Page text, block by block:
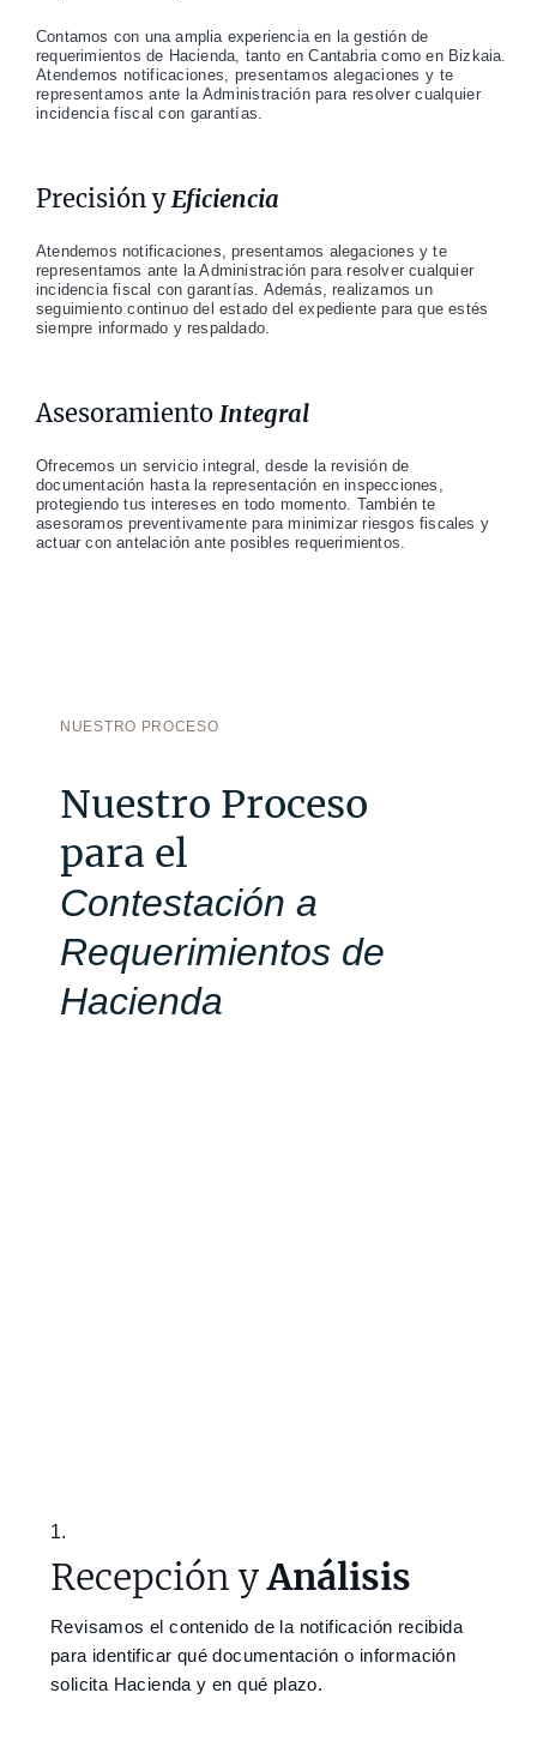
Contamos con una amplia experiencia en la gestión de
requerimientos de Hacienda, tanto en Cantabria como en Bizkaia.
Atendemos notificaciones, presentamos alegaciones y te
representamos ante la Administración para resolver cualquier
incidencia fiscal con garantías.
Precisión y Eficiencia
Atendemos notificaciones, presentamos alegaciones y te
representamos ante la Administración para resolver cualquier
incidencia fiscal con garantías. Además, realizamos un
seguimiento continuo del estado del expediente para que estés
siempre informado y respaldado.
Asesoramiento Integral
Ofrecemos un servicio integral, desde la revisión de
documentación hasta la representación en inspecciones,
protegiendo tus intereses en todo momento. También te
asesoramos preventivamente para minimizar riesgos fiscales y
actuar con antelación ante posibles requerimientos.
NUESTRO PROCESO
Nuestro Proceso
para el
Contestación a
Requerimientos de
Hacienda
1.
Recepción yAnálisis
Revisamos el contenido de la notificación recibida
para identificar qué documentación o información
solicita Hacienda y en qué plazo.